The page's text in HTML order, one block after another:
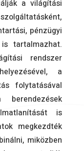
a világítási
pénzügyi
tartalmazhat.
rendszer
a
folytatásával
is
megkezdték
miközben